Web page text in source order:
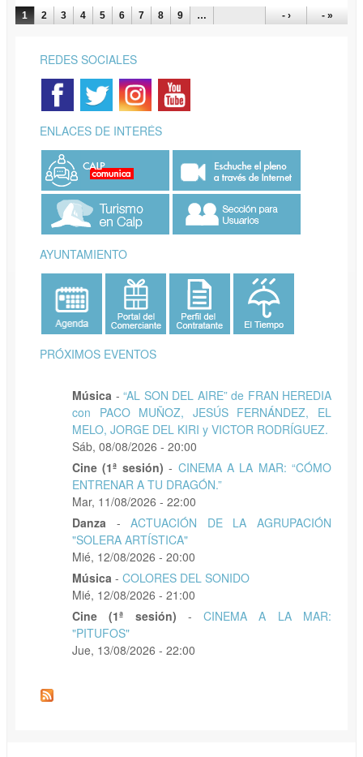
PÁGINAS
1 2 3 4 5 6 7 8 9 … - › - »
REDES SOCIALES
ENLACES DE INTERÉS
AYUNTAMIENTO
PRÓXIMOS EVENTOS
Música - “AL SON DEL AIRE” de FRAN HEREDIA
con PACO MUÑOZ, JESÚS FERNÁNDEZ, EL
MELO, JORGE DEL KIRI y VICTOR RODRÍGUEZ.
Sáb, 08/08/2026 - 20:00
Cine (1ª sesión) - CINEMA A LA MAR: “CÓMO
ENTRENAR A TU DRAGÓN.”
Mar, 11/08/2026 - 22:00
Danza
-ACTUACIÓN DE LA AGRUPACIÓN
"SOLERA ARTÍSTICA"
Mié, 12/08/2026 - 20:00
Música - COLORES DEL SONIDO
Mié, 12/08/2026 - 21:00
Cine (1ª sesión)
-CINEMA A LA MAR:
"PITUFOS"
Jue, 13/08/2026 - 22:00